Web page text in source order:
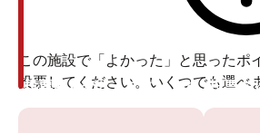
この施設で「よかった」と思ったポ
投票してください。いくつでも選べ
投票ありがとうございます 投票あ